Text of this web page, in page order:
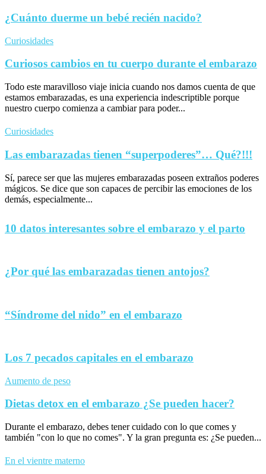
¿Cuánto duerme un bebé recién nacido?
Curiosidades
Curiosos cambios en tu cuerpo durante el embarazo
Todo este maravilloso viaje inicia cuando nos damos cuenta de que
estamos embarazadas, es una experiencia indescriptible porque
nuestro cuerpo comienza a cambiar para poder...
Curiosidades
Las embarazadas tienen “superpoderes”… Qué?!!!
Sí, parece ser que las mujeres embarazadas poseen extraños poderes
mágicos. Se dice que son capaces de percibir las emociones de los
demás, especialmente...
10 datos interesantes sobre el embarazo y el parto
¿Por qué las embarazadas tienen antojos?
“Síndrome del nido” en el embarazo
Los 7 pecados capitales en el embarazo
Aumento de peso
Dietas detox en el embarazo ¿Se pueden hacer?
Durante el embarazo, debes tener cuidado con lo que comes y
también "con lo que no comes". Y la gran pregunta es: ¿Se pueden...
En el vientre materno